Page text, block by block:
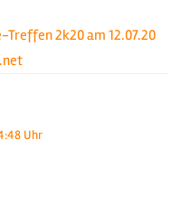
2k20 am 12.07.20
Uhr